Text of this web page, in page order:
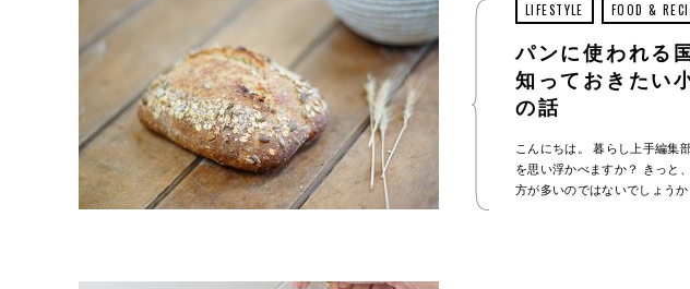
LIFESTYLE FOOD &
パンに使われる
知っておきたい
の話
こんにちは。 暮らし上手編集
を思い浮かべますか？ きっと
方が多いのではないでしょう